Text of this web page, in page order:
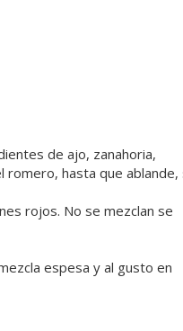
de ajo, zanahoria,
romero, hasta que ablande,
rojos. No se mezclan se
espesa y al gusto en